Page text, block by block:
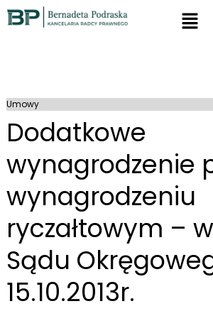
Umowy
Dodatkowe
wynagrodzenie
wynagrodzeniu
ryczałtowym –
Sądu
15.10.2013r.